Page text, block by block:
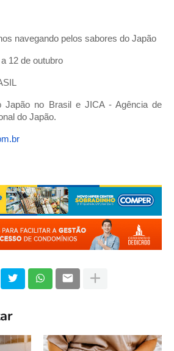
navegando pelos sabores do Japão
12 de outubro
Japão no Brasil e JICA - Agência de
do Japão.